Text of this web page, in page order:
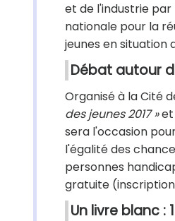
et de l'industrie par
nationale pour la
jeunes en situation
Débat autour
Organisé à la Cité
des jeunes 2017 »et
sera l'occasion
l'égalité des
personnes
gratuite
Un livre blanc :